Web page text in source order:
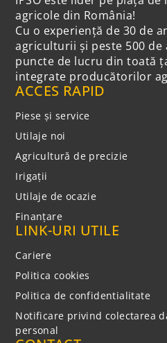
agricole din România!
Cu o experiență de 30 de
agriculturii și peste 500 de
puncte de lucru din toată
integrate producătorilor
ACCES RAPID
Piese și service
Utilaje noi
Agricultură de precizie
Irigații
Utilaje de ocazie
Finanțare
LINK-URI UTILE
Cariere
Politica cookies
Politica de confidentialitate
Notificare privind colectarea
personal